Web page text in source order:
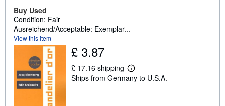
Buy Used
Condition: Fair
Ausreichend/Acceptable: Exemplar...
View this item
£ 3.87
£ 17.16 shipping
L
e
Ships from Germany to U.S.A.